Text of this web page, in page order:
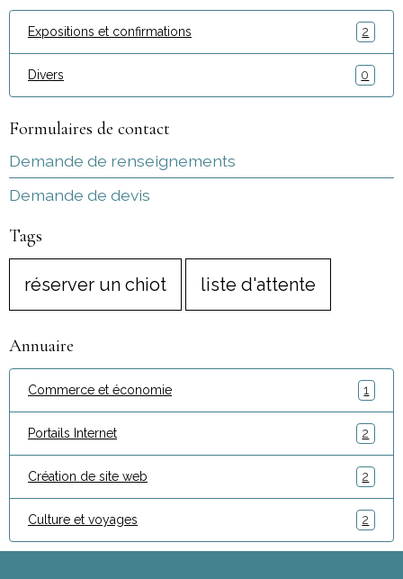
Expositions et confirmations 2
Divers 0
Formulaires de contact
Demande de renseignements
Demande de devis
Tags
réserver un chiot liste d'attente
Annuaire
Commerce et économie 1
Portails Internet 2
Création de site web 2
Culture et voyages 2